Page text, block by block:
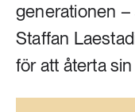
Skog
360 ARTIKLAR
Social
generationen
Staffan
för att återta